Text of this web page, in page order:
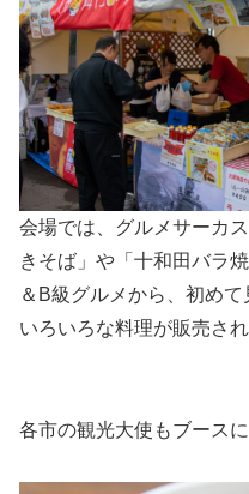
会場では、グルメサーカ
きそば」や「十和田バラ
＆B級グルメから、初め
いろいろな料理が販売され
各市の観光大使もブース